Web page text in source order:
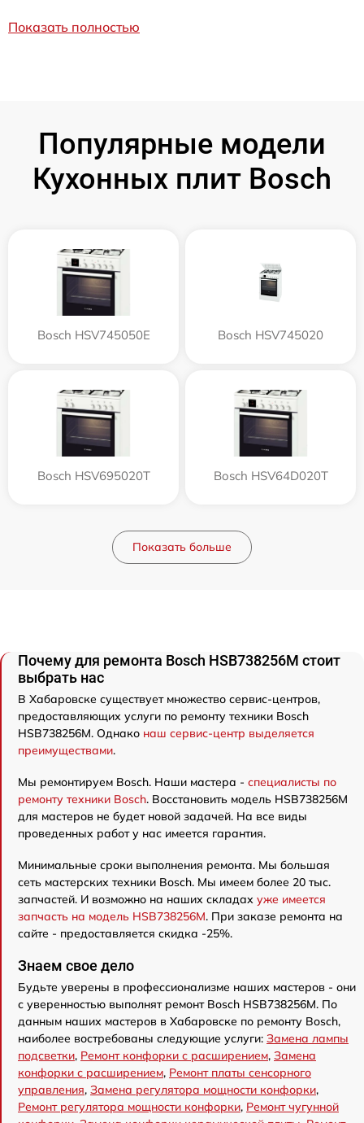
Показать полностью
Популярные модели
Кухонных плит Bosch
Bosch HSV745050E Bosch HSV745020
Bosch HSV695020T Bosch HSV64D020T
Показать больше
Почему для ремонта Bosch HSB738256M стоит
выбрать нас
В Хабаровске существует множество сервис-центров,
предоставляющих услуги по ремонту техники Bosch
HSB738256M. Однако наш сервис-центр выделяется
преимуществами.
Мы ремонтируем Bosch. Наши мастера - специалисты по
ремонту техники Bosch. Восстановить модель HSB738256M
для мастеров не будет новой задачей. На все виды
проведенных работ у нас имеется гарантия.
Минимальные сроки выполнения ремонта. Мы большая
сеть мастерских техники Bosch. Мы имеем более 20 тыс.
запчастей. И возможно на наших складах уже имеется
запчасть на модель HSB738256M. При заказе ремонта на
сайте - предоставляется скидка -25%.
Знаем свое дело
Будьте уверены в профессионализме наших мастеров - они
с уверенностью выполнят ремонт Bosch HSB738256M. По
данным наших мастеров в Хабаровске по ремонту Bosch,
наиболее востребованы следующие услуги: Замена лампы
подсветки, Ремонт конфорки с расширением, Замена
конфорки с расширением, Ремонт платы сенсорного
управления, Замена регулятора мощности конфорки,
Ремонт регулятора мощности конфорки, Ремонт чугунной